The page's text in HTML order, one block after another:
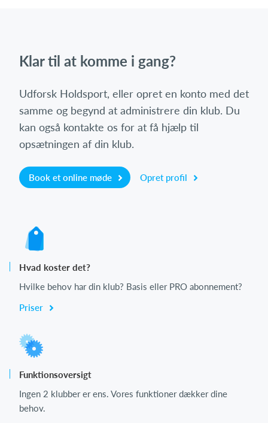
Klar til at komme i gang?
Udforsk Holdsport, eller opret en konto med det
samme og begynd at administrere din klub. Du
kan også kontakte os for at få hjælp til
opsætningen af din klub.
Book et online møde Opret profil
Hvad koster det?
Hvilke behov har din klub? Basis eller PRO abonnement?
Priser
Funktionsoversigt
Ingen 2 klubber er ens. Vores funktioner dækker dine
behov.